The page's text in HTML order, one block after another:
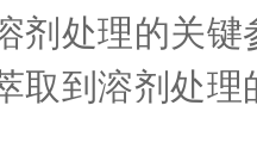
剂处理的关
取到溶剂处